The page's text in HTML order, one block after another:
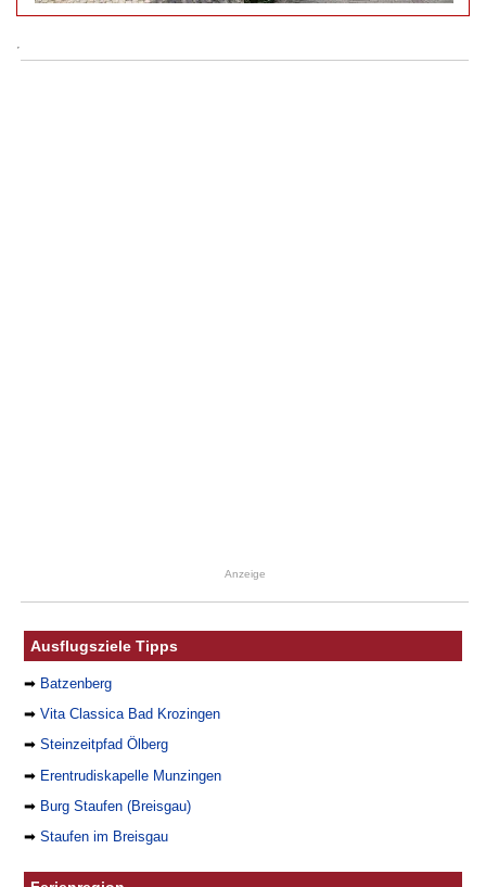
Anzeige
Ausflugsziele Tipps
➡ Batzenberg
➡Vita Classica Bad Krozingen
➡Steinzeitpfad Ölberg
➡ Erentrudiskapelle Munzingen
➡ Burg Staufen (Breisgau)
➡Staufen im Breisgau